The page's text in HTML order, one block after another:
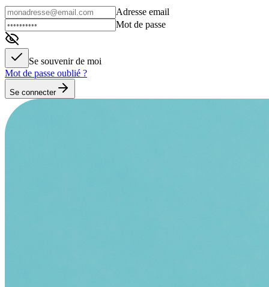
Adresse email
Mot de passe
Se souvenir de moi
Mot de passe oublié ?
Se connecter